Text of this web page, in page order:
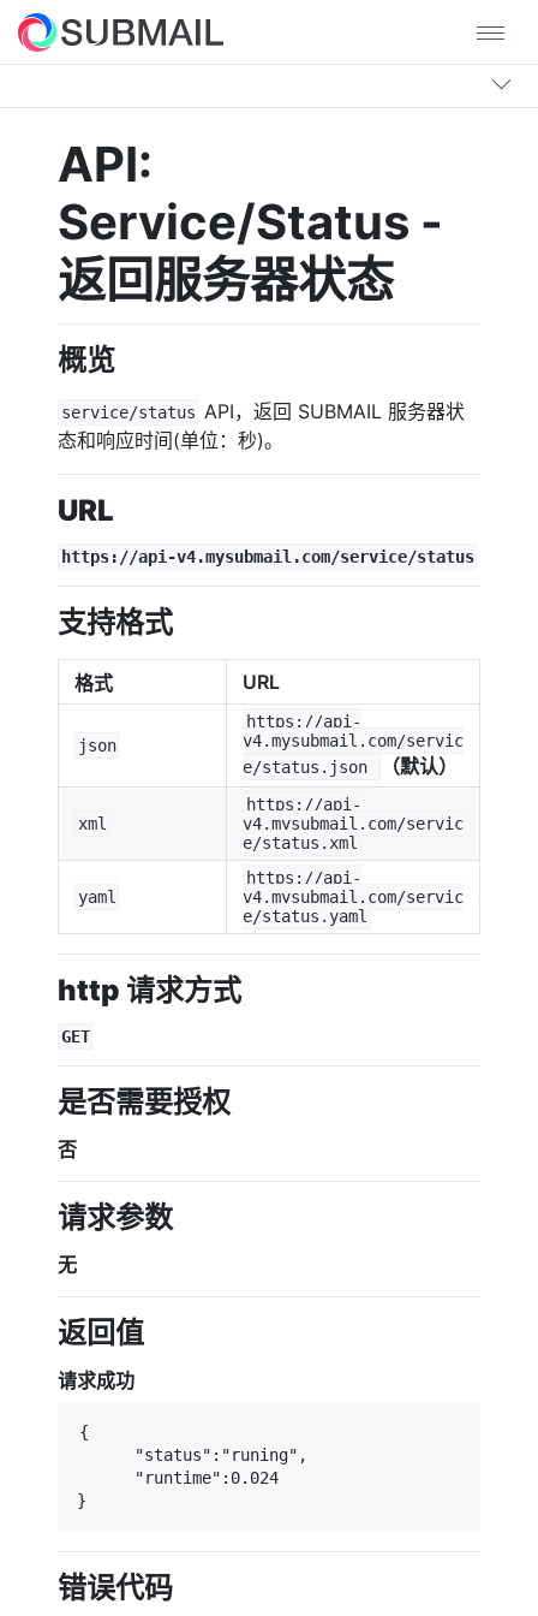
API:
Service/Status -
返回服务器状态
概览
service/status API，返回 SUBMAIL 服务器状
态和响应时间(单位：秒)。
URL
https://api-v4.mysubmail.com/service/status
支持格式
格式 URL
json
https://api-
v4.mysubmail.com/servic
e/status.json
（默认）
xml
https://api-
v4.mysubmail.com/servic
e/status.xml
yaml
https://api-
v4.mysubmail.com/servic
e/status.yaml
http 请求方式
GET
是否需要授权
否
请求参数
无
返回值
请求成功
{
      "status":"runing",
      "runtime":0.024
}
错误代码